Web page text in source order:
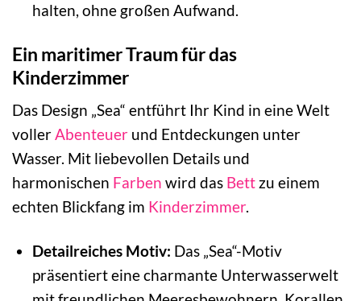
halten, ohne großen Aufwand.
Ein maritimer Traum für das
Kinderzimmer
Das Design „Sea“ entführt Ihr Kind in eine Welt
vollerAbenteuer und Entdeckungen unter
Wasser. Mit liebevollen Details und
harmonischen Farben wird das Bett zu einem
echten Blickfang im Kinderzimmer.
Detailreiches Motiv: Das „Sea“-Motiv
präsentiert eine charmante Unterwasserwelt